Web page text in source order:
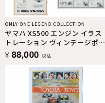
ONLY ONE LEGEND COLLECTION
ヤマハ XS500 エンジン イラス
トレーション ヴィンテージポス
ター 4枚セット
¥ 88,000 税込